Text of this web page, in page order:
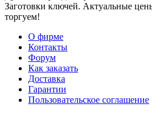
Заготовки ключей. Актуальные
торгуем!
О фирме
Контакты
Форум
Как заказать
Доставка
Гарантии
Пользовательское соглашение